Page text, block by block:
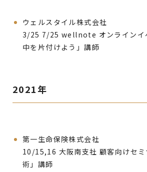
ウェルスタイル株式会社
3/25 7/25 wellnote オンラインイ
中を片付けよう」講師
2021年
第一生命保険株式会社
10/15,16 大阪南支社 顧客向けセミ
術」講師